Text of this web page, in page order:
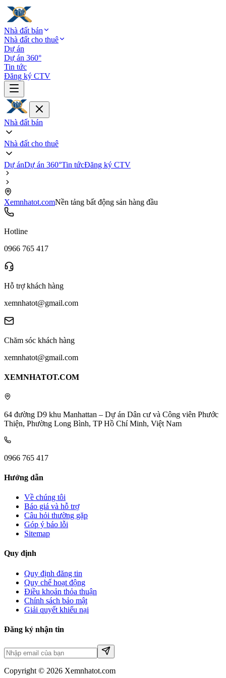
Nhà đất bán
Nhà đất cho thuê
Dự án
Dự án 360°
Tin tức
Đăng ký CTV
Nhà đất bán
Nhà đất cho thuê
Dự ánDự án 360°Tin tứcĐăng ký CTV
Xemnhatot.comNền tảng bất động sản hàng đầu
Hotline
0966 765 417
Hỗ trợ khách hàng
xemnhatot@gmail.com
Chăm sóc khách hàng
xemnhatot@gmail.com
XEMNHATOT.COM
64 đường D9 khu Manhattan – Dự án Dân cư và Công viên Phước
Thiện, Phường Long Bình, TP Hồ Chí Minh, Việt Nam
0966 765 417
Hướng dẫn
Về chúng tôi
Báo giá và hỗ trợ
Câu hỏi thường gặp
Góp ý báo lỗi
Sitemap
Quy định
Quy định đăng tin
Quy chế hoạt động
Điều khoản thỏa thuận
Chính sách bảo mật
Giải quyết khiếu nại
Đăng ký nhận tin
Copyright © 2026 Xemnhatot.com